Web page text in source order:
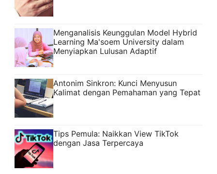
Menganalisis Keunggulan Model Hybrid
Learning Ma'soem University dalam
Menyiapkan Lulusan Adaptif
Antonim Sinkron: Kunci Menyusun
Kalimat dengan Pemahaman yang Tepat
Tips Pemula: Naikkan View TikTok
dengan Jasa Terpercaya